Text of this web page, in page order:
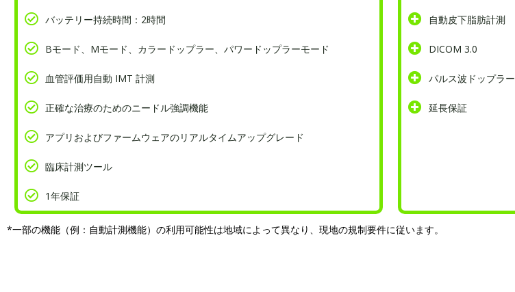
バッテリー持続時間：2時間
Bモード、Mモード、カラードップラー、パワードップラーモード
血管評価用自動 IMT 計測
正確な治療のためのニードル強調機能
アプリおよびファームウェアのリアルタイムアップグレード
臨床計測ツール
1年保証
自動皮下脂肪計測
DICOM 3.0
パルス波ドップラー
延長保証
*一部の機能（例：自動計測機能）の利用可能性は地域によって異なり、現地の規制要件に従います。